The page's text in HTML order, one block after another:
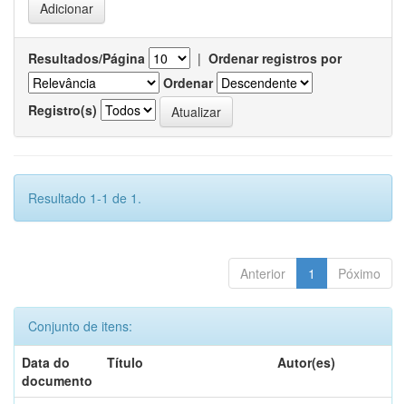
Resultados/Página | Ordenar registros por
Ordenar
Registro(s)
Resultado 1-1 de 1.
Anterior 1 Póximo
Conjunto de itens:
Data do
documento
Título Autor(es)